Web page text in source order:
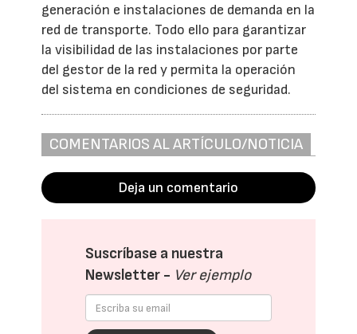
generación e instalaciones de demanda en la
red de transporte. Todo ello para garantizar
la visibilidad de las instalaciones por parte
del gestor de la red y permita la operación
del sistema en condiciones de seguridad.
COMENTARIOS AL ARTÍCULO/NOTICIA
Deja un comentario
Suscríbase a nuestra
Newsletter - Ver ejemplo